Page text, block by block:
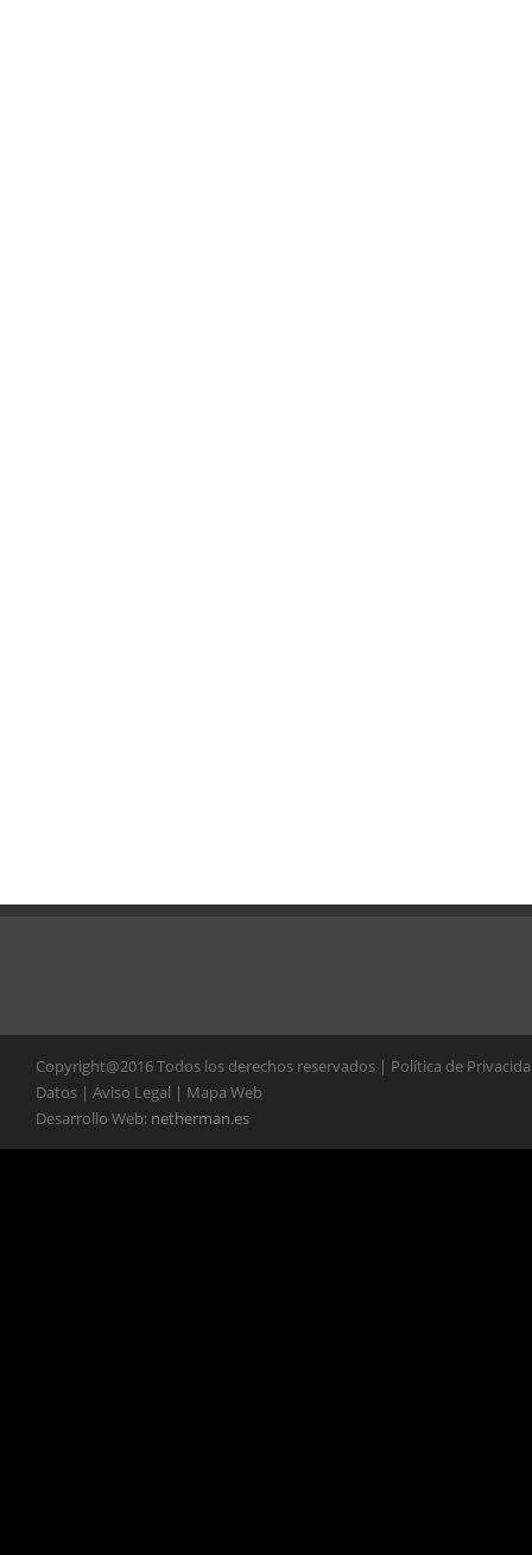
Copyright@2016 Todos los derechos reservados | Política de
Datos | Aviso Legal | Mapa Web
Desarrollo Web: netherman.es